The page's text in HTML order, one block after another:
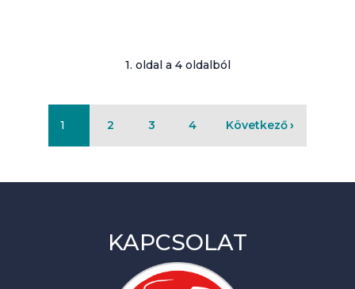
1. oldal a 4 oldalból
1 2 3 4 Következő
KAPCSOLAT